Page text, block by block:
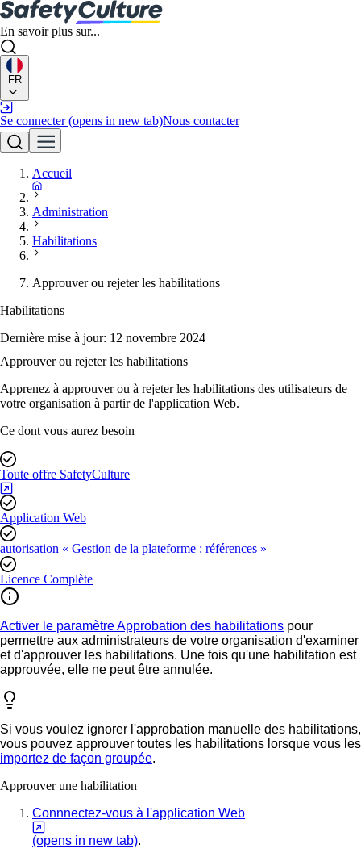
En savoir plus sur...
FR
Se connecter (opens in new tab)Nous contacter
Accueil
Administration
Habilitations
Approuver ou rejeter les habilitations
Habilitations
Dernière mise à jour: 12 novembre 2024
Approuver ou rejeter les habilitations
Apprenez à approuver ou à rejeter les habilitations des utilisateurs de
votre organisation à partir de l'application Web.
Ce dont vous aurez besoin
Toute offre SafetyCulture
Application Web
autorisation « Gestion de la plateforme : références »
Licence Complète
Activer le paramètre Approbation des habilitations pour
permettre aux administrateurs de votre organisation d'examiner
et d'approuver les habilitations. Une fois qu'une habilitation est
approuvée, elle ne peut être annulée.
Si vous voulez ignorer l'approbation manuelle des habilitations,
vous pouvez approuver toutes les habilitations lorsque vous les
importez de façon groupée.
Approuver une habilitation
Connnectez-vous à l'application Web
(opens in new tab).